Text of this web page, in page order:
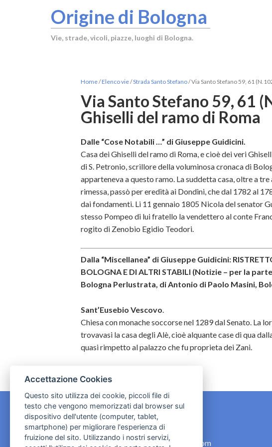
Origine di Bologna
Vie, strade, vicoli, piazze, luoghi di Bologna.
Home/Elenco vie/Strada Santo Stefano/Via Santo Stefano 59, 61
Via Santo Stefano 59, 61
Ghiselli del ramo di Roma
Dalle “Cose Notabili …” di Giuseppe Guidicini.
Casa dei Ghiselli del ramo di Roma, e cioè dei veri
di S. Petronio, scrillore della voluminosa cronaca di
apparteneva a questo ramo. La suddetta casa, oltre a
rimessa, passò per eredità ai Dondini, che dal 1782 al
dai fondamenti. Li 11 gennaio 1805 Nicola del senator
stesso Pompeo di lui fratello la vendettero al conte
rogito di Zenobio Egidio Teodori.
Dalla “Miscellanea” di Giuseppe Guidicini:
BOLOGNA E DI ALTRI STABILI (Notizie – per la
Bologna Perlustrata, di Antonio di Paolo Masini,
Sant’Eusebio Vescovo.
Chiesa con monache soccorse nel 1289 dal Senato. La
trovavasi la casa degli Alè, cioè alquante case di qua
quasi rimpetto al palazzo che fu proprieta dei Zani.
CONTATTI
contact.originebologna@gmail.com
Accettazione Cookies
Questo sito utilizza dei cookie, piccoli file di
testo che vengono memorizzati dal browser sul
dispositivo dell'utente (computer, tablet,
smartphone) per migliorare l'esperienza di
fruizione del sito. Utilizzando i nostri servizi,